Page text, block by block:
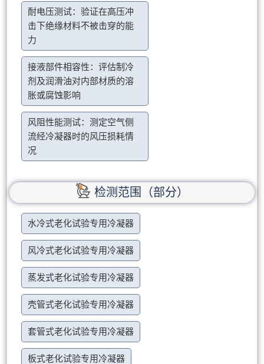
耐电压测试：验证在高压冲
击下绝缘材料不被击穿的能
力
接液部件相容性：评估制冷
剂及润滑油对内部材质的溶
胀或腐蚀影响
风阻性能测试：测定空气侧
流经冷凝器时的风压损耗情
况
检测范围（部分）
水冷式老化试验专用冷凝器
风冷式老化试验专用冷凝器
蒸发式老化试验专用冷凝器
壳管式老化试验专用冷凝器
套管式老化试验专用冷凝器
板式老化试验专用冷凝器